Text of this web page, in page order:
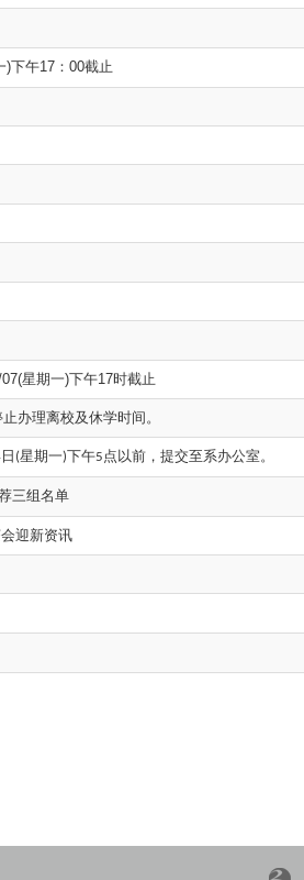
)下午17：00截止
星期一)下午17时截止
办理离校及休学时间。
日 (星期一)下午5点以前，提交至系办公室。
三组名单
迎新资讯